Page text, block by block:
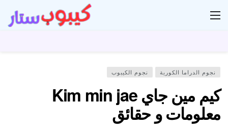
نجوم الدراما الكورية نجوم الكيبوب
كيم مين جاي Kim min jae
معلومات و حقائق